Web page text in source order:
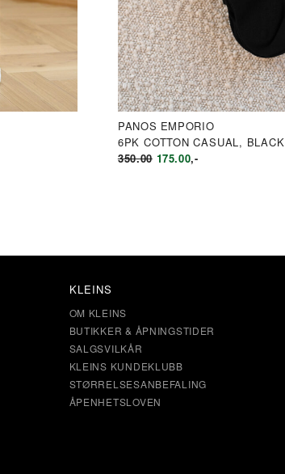
PANOS EMPORIO
6PK COTTON CASUAL, BLACK
350.00 OPPRINNELIG
175.00NÅVÆRENDE
,-
KLEINS
OM KLEINS
BUTIKKER & ÅPNINGSTIDER
SALGSVILKÅR
KLEINS KUNDEKLUBB
STØRRELSESANBEFALING
ÅPENHETSLOVEN